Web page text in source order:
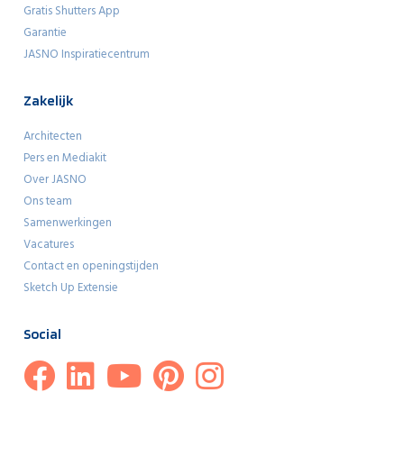
Gratis Shutters App
Garantie
JASNO Inspiratiecentrum
Zakelijk
Architecten
Pers en Mediakit
Over JASNO
Ons team
Samenwerkingen
Vacatures
Contact en openingstijden
Sketch Up Extensie
Social